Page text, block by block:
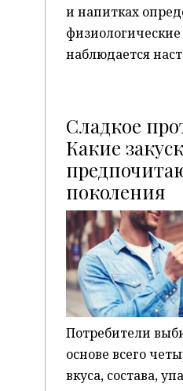
и напитках
наблюдается
Сладкое
Какие
поколения
Потребители
основе всего
вкуса, состава,